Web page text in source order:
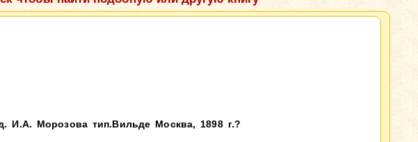
И.А. Морозова тип.Вильде Москва, 1898 г.?